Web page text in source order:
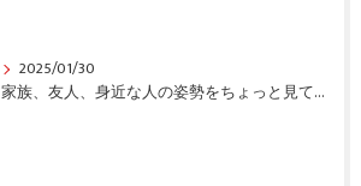
2025/01/30
家族、友人、身近な人の姿勢をちょっと見てみませんか？